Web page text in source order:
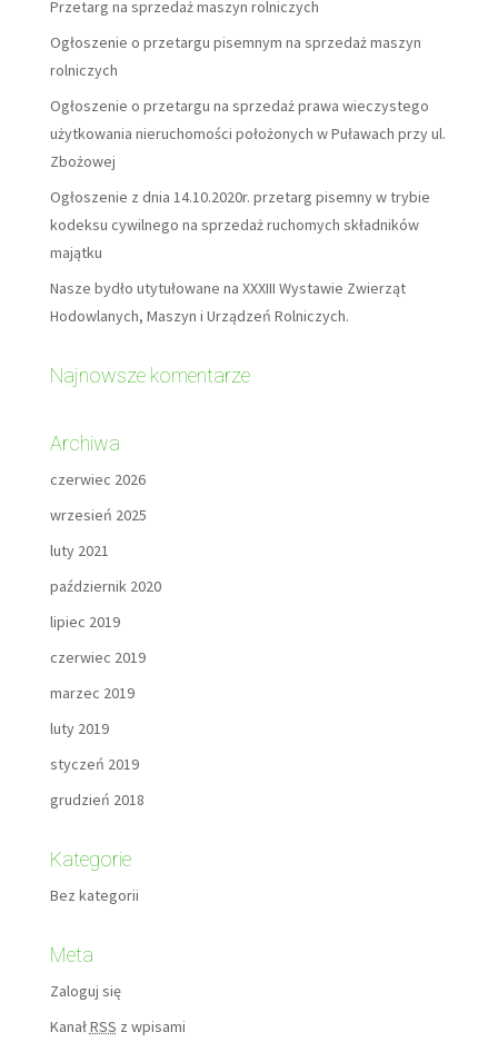
Przetarg na sprzedaż maszyn rolniczych
Ogłoszenie o przetargu pisemnym na sprzedaż maszyn
rolniczych
Ogłoszenie o przetargu na sprzedaż prawa wieczystego
użytkowania nieruchomości położonych w Puławach przy ul.
Zbożowej
Ogłoszenie z dnia 14.10.2020r. przetarg pisemny w trybie
kodeksu cywilnego na sprzedaż ruchomych składników
majątku
Nasze bydło utytułowane na XXXIII Wystawie Zwierząt
Hodowlanych, Maszyn i Urządzeń Rolniczych.
Najnowsze komentarze
Archiwa
czerwiec 2026
wrzesień 2025
luty 2021
październik 2020
lipiec 2019
czerwiec 2019
marzec 2019
luty 2019
styczeń 2019
grudzień 2018
Kategorie
Bez kategorii
Meta
Zaloguj się
KanałRSS z wpisami